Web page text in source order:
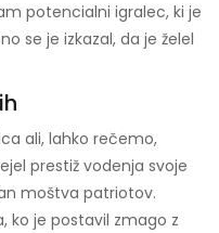
potencialni igralec, ki je
se je izkazal, da je želel
ali, lahko rečemo,
prestiž vodenja svoje
moštva patriotov.
ko je postavil zmago z